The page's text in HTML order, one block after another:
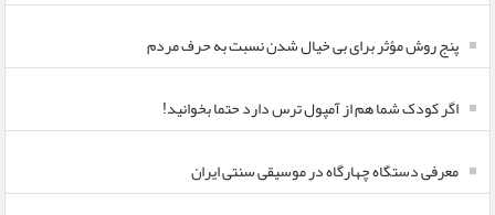
پنج روش مؤثر برای بی خیال شدن نسبت به حرف مردم
اگر کودک شما هم از آمپول ترس دارد حتما بخوانید!
معرفی دستگاه چهارگاه در موسیقی سنتی ایران